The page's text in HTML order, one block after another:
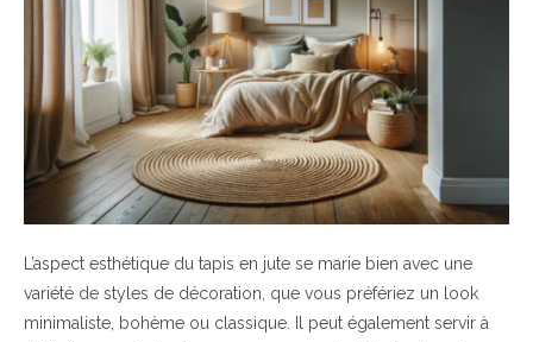
L’aspect esthétique du tapis en jute se marie bien avec une
variété de styles de décoration, que vous préfériez un look
minimaliste, bohème ou classique. Il peut également servir à